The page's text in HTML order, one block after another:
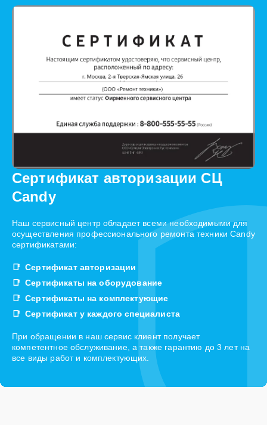
Сертификат авторизации СЦ
Candy
Наш сервисный центр обладает всеми необходимыми для
осуществления профессионального ремонта техники Candy
сертификатами:
Сертификат авторизации
Сертификаты на оборудование
Сертификаты на комплектующие
Сертификат у каждого специалиста
При обращении в наш сервис клиент получает
компетентное обслуживание, а также гарантию до 3 лет на
все виды работ и комплектующих.